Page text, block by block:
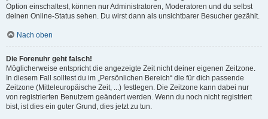
Option einschaltest, können nur Administratoren, Moderatoren und du selbst
deinen Online-Status sehen. Du wirst dann als unsichtbarer Besucher gezählt.
Nach oben
Die Forenuhr geht falsch!
Möglicherweise entspricht die angezeigte Zeit nicht deiner eigenen Zeitzone.
In diesem Fall solltest du im „Persönlichen Bereich“ die für dich passende
Zeitzone (Mitteleuropäische Zeit, ...) festlegen. Die Zeitzone kann dabei nur
von registrierten Benutzern geändert werden. Wenn du noch nicht registriert
bist, ist dies ein guter Grund, dies jetzt zu tun.